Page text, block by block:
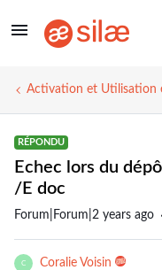
Activation et Utilisation
RÉPONDU
Echec lors du
/E doc
Forum|Forum|2 years ago
C Coralie Voisin